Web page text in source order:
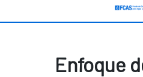
Enfoque